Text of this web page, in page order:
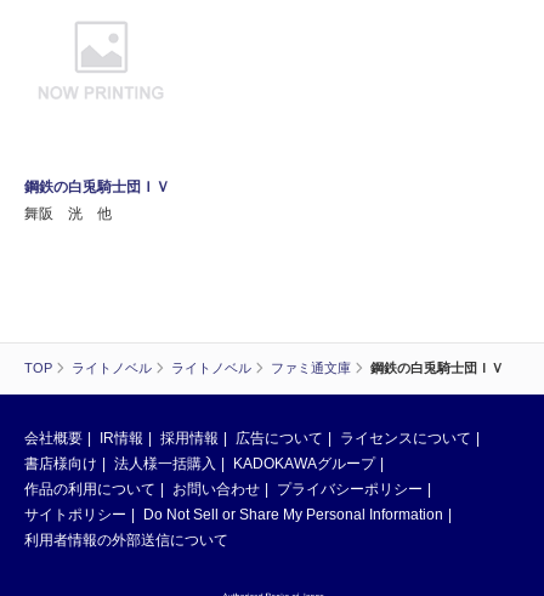
TOP ライトノベル ライトノベル ファミ通文庫 鋼鉄の白兎騎士団ＩＶ
鋼鉄の白兎騎士団ＩＶ
舞阪 洸 他
会社概要 IR情報 採用情報 広告について
ライセンスについて
書店様向け
法人様一括購入
KADOKAWAグループ
作品の利用について
お問い合わせ
プライバシーポリシー
サイトポリシー
Do Not Sell or Share My Personal Information
利用者情報の外部送信について